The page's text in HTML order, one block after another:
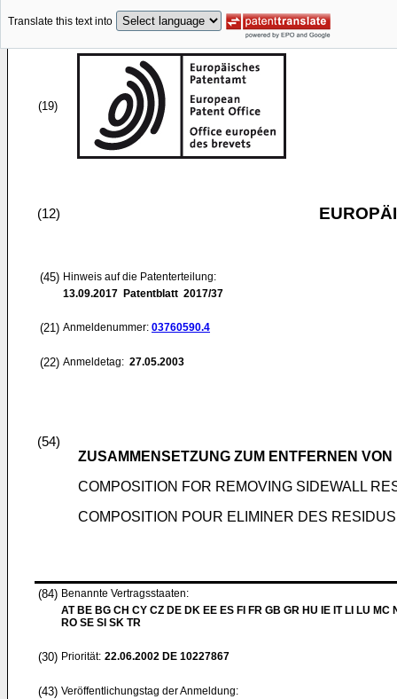
Translate this text into
(19)
(12)
(45) Hinweis auf die Patenterteilung:
13.09.2017 Patentblatt 2017/37
(21) Anmeldenummer: 03760590.4
(22) Anmeldetag: 27.05.2003
(54)
ZUSAMMENSETZUNG ZUM ENTFERNEN
COMPOSITION FOR REMOVING SIDEWALL
COMPOSITION POUR ELIMINER DES
(84) Benannte Vertragsstaaten:
AT BE BG CH CY CZ DE DK EE ES FI FR GB GR HU IE IT LI LU MC
RO SE SI SK TR
(30) Priorität: 22.06.2002 DE 10227867
(43) Veröffentlichungstag der Anmeldung: